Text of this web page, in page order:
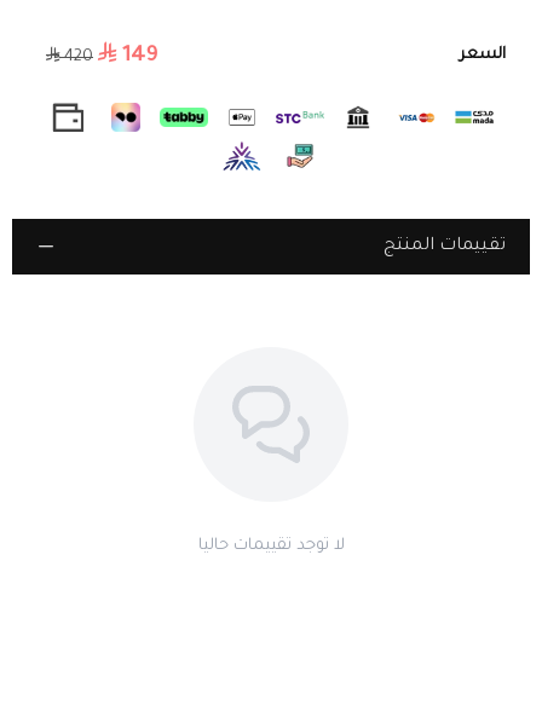
تغليف فاخر يناسب الإهداء
– علبة أنيقة تتضمن جميع الملحقات، مثل أداة
مثالية لك أو كهدية راقية– خيار فاخر لمن تبحث عن ساعة تعكس
براحة تامة.
ساعة تعكس قوة الشخصية والأناقة الراقية – لأن التميز يبدأ من
السعر 149
420
تقييمات المنتج
لا توجد تقييمات حاليا